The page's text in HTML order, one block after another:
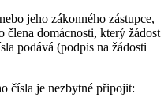
jeho zákonného zástupce,
člena domácnosti, který žádost
podává (podpis na žádosti
čísla je nezbytné připojit: